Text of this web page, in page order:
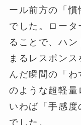
ール前方の「
でした。ロー
ることで、ハ
まるレスポン
んだ瞬間の「
のような超軽量
いわば「手感
でした。